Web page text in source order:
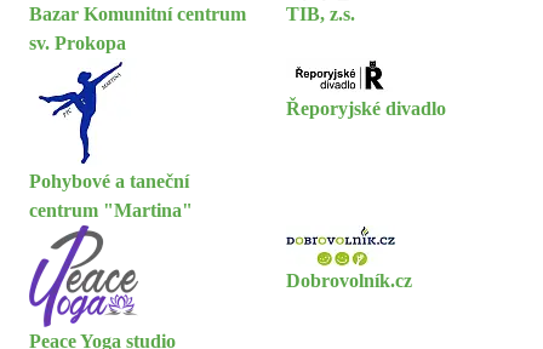
Bazar Komunitní centrum
sv. Prokopa
TIB, z.s.
Pohybové a taneční
centrum "Martina"
Řeporyjské divadlo
Peace Yoga studio
Dobrovolník.cz